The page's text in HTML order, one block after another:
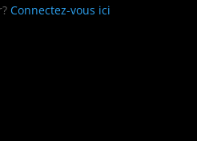
Con­nectez-vous ici